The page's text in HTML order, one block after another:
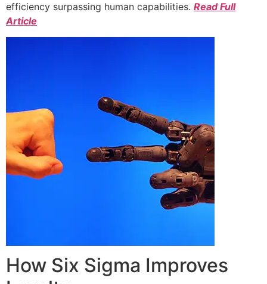
efficiency surpassing human capabilities. Read Full
Article
How Six Sigma Improves